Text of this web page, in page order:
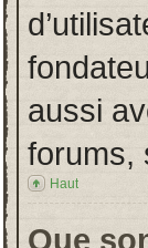
aussi
forums,
Haut
Que